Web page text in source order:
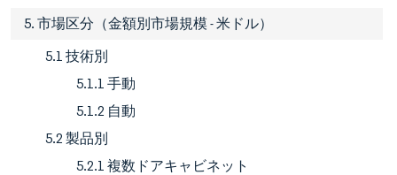
5. 市場区分（金額別市場規模 - 米ドル）
5.1 技術別
5.1.1 手動
5.1.2 自動
5.2 製品別
5.2.1 複数ドアキャビネット